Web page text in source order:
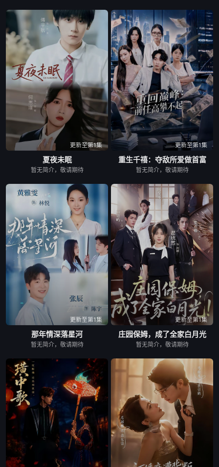
更新至第1集
夏夜未眠
暂无简介，敬请期待
更新至第1集
重生千禧：夺敌所爱做首富
暂无简介，敬请期待
更新至第1集
那年情深落星河
暂无简介，敬请期待
更新至第1集
庄园保姆，成了全家白月光
暂无简介，敬请期待